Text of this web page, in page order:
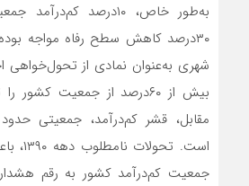
به‌‌‌‌‌‌طور خاص، ۱۰‌درصد
۳۰‌درصد کاهش سطح رفاه مواجه
بیش از ۶۰‌درصد از جمعیت
است.